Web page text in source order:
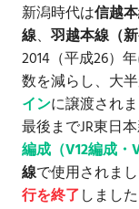
新潟時代は信越
線、 羽越本線（
2014（平成26）
数を減らし、大
インに譲渡されま
最後までJR東日
編成（V12編成・
線で使用されまし
行を終了しました